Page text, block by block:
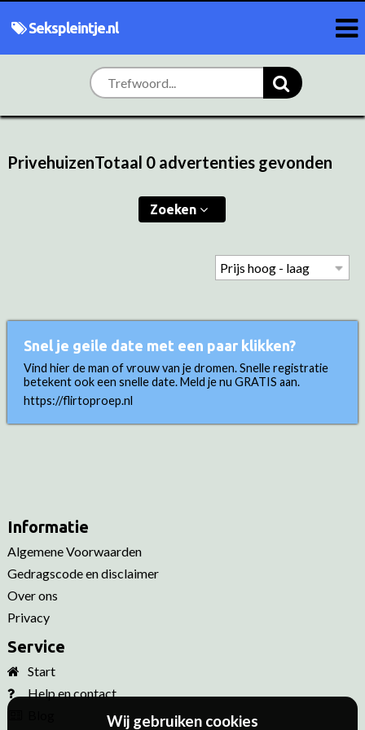
Sekspleintje.nl
PrivehuizenTotaal 0 advertenties gevonden
Zoeken
Snel je geile date met een paar klikken?
Vind hier de man of vrouw van je dromen. Snelle registratie
betekent ook een snelle date. Meld je nu GRATIS aan.
https://flirtoproep.nl
Informatie
Algemene Voorwaarden
Gedragscode en disclaimer
Over ons
Privacy
Service
Start
Help en contact
Wij gebruiken cookies